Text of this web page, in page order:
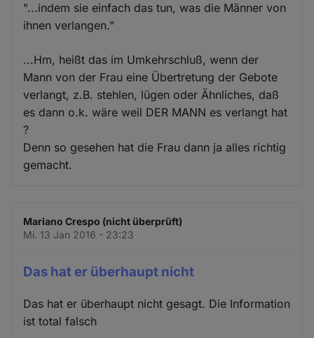
"...indem sie einfach das tun, was die Männer von
ihnen verlangen."
...Hm, heißt das im Umkehrschluß, wenn der
Mann von der Frau eine Übertretung der Gebote
verlangt, z.B. stehlen, lügen oder Ähnliches, daß
es dann o.k. wäre weil DER MANN es verlangt hat
?
Denn so gesehen hat die Frau dann ja alles richtig
gemacht.
Mariano Crespo (nicht überprüft)
Mi. 13 Jan 2016 - 23:23
Das hat er überhaupt nicht
Das hat er überhaupt nicht gesagt. Die Information
ist total falsch